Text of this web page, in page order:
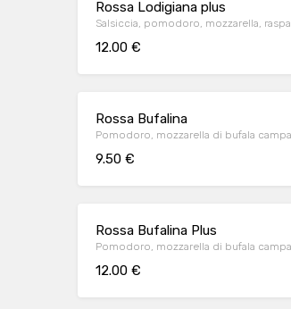
Rossa Lodigiana plus
Salsiccia, pomodoro, mozzarella,
12.00 €
Rossa Bufalina
Pomodoro, mozzarella di bufala
9.50 €
Rossa Bufalina Plus
Pomodoro, mozzarella di bufala
12.00 €